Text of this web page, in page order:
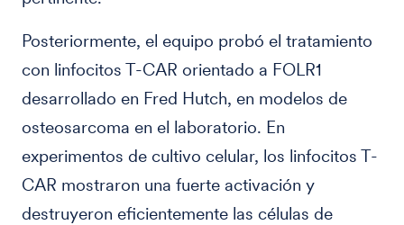
Posteriormente, el equipo probó el tratamiento
con linfocitos T-CAR orientado a FOLR1
desarrollado en Fred Hutch, en modelos de
osteosarcoma en el laboratorio. En
experimentos de cultivo celular, los linfocitos T-
CAR mostraron una fuerte activación y
destruyeron eficientemente las células de